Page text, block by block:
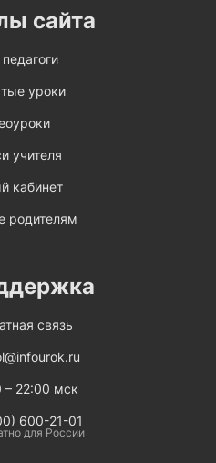
сайта
уроки
учителя
кабинет
родителям
связь
– 22:00 мск
600-21-01
для России